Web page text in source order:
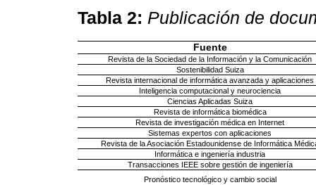
Tabla 2: Publicación de
Fuente
Revista de la Sociedad de la Información y la Comunicación
Sostenibilidad Suiza
Revista internacional de informática avanzada y aplicaciones
Inteligencia computacional y neurociencia
Ciencias Aplicadas Suiza
Revista de informática biomédica
Revista de investigación médica en Internet
Sistemas expertos con aplicaciones
Revista de la Asociación Estadounidense de Informática
Informática e ingeniería industria
Transacciones IEEE sobre gestión de ingeniería
Pronóstico tecnológico y cambio social